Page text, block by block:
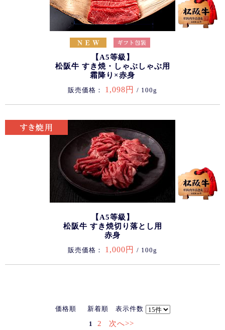
【A5等級】
松阪牛 すき焼・しゃぶしゃぶ用
霜降り×赤身
販売価格： 1,098円 / 100g
【A5等級】
松阪牛 すき焼切り落とし用
赤身
販売価格： 1,000円 / 100g
価格順 新着順 表示件数
1 2 次へ>>